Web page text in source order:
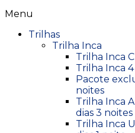
Menu
Trilhas
Trilha Inca
Trilha Inca
Trilha Inca
Pacote
noites
Trilha Inca
dias 3 noites
Trilha Inca